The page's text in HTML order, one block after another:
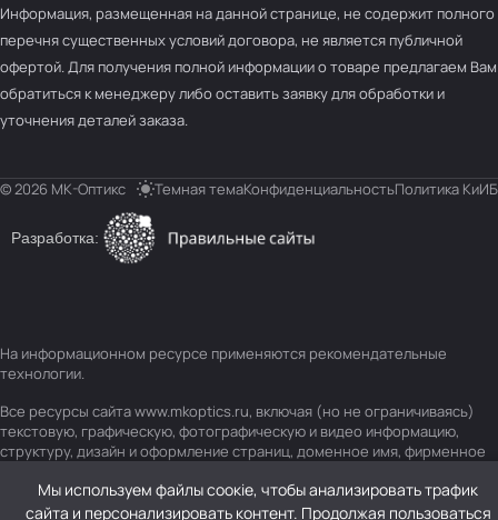
Информация, размещенная на данной странице, не содержит полного
перечня существенных условий договора, не является публичной
офертой. Для получения полной информации о товаре предлагаем Вам
обратиться к менеджеру либо оставить заявку для обработки и
уточнения деталей заказа.
© 2026 МК-Оптикс Темная темаКонфиденциальностьПолитика КиИБ
Разработка:
На информационном ресурсе применяются рекомендательные
технологии.
Все ресурсы сайта www.mkoptics.ru, включая (но не ограничиваясь)
текстовую, графическую, фотографическую и видео информацию,
структуру, дизайн и оформление страниц, доменное имя, фирменное
интеллектуальную собственность, защищены российским
законодательством и международными соглашениями об охране
Мы используем файлы соокіе, чтобы анализировать трафик
сайта и персонализировать контент. Продолжая пользоваться